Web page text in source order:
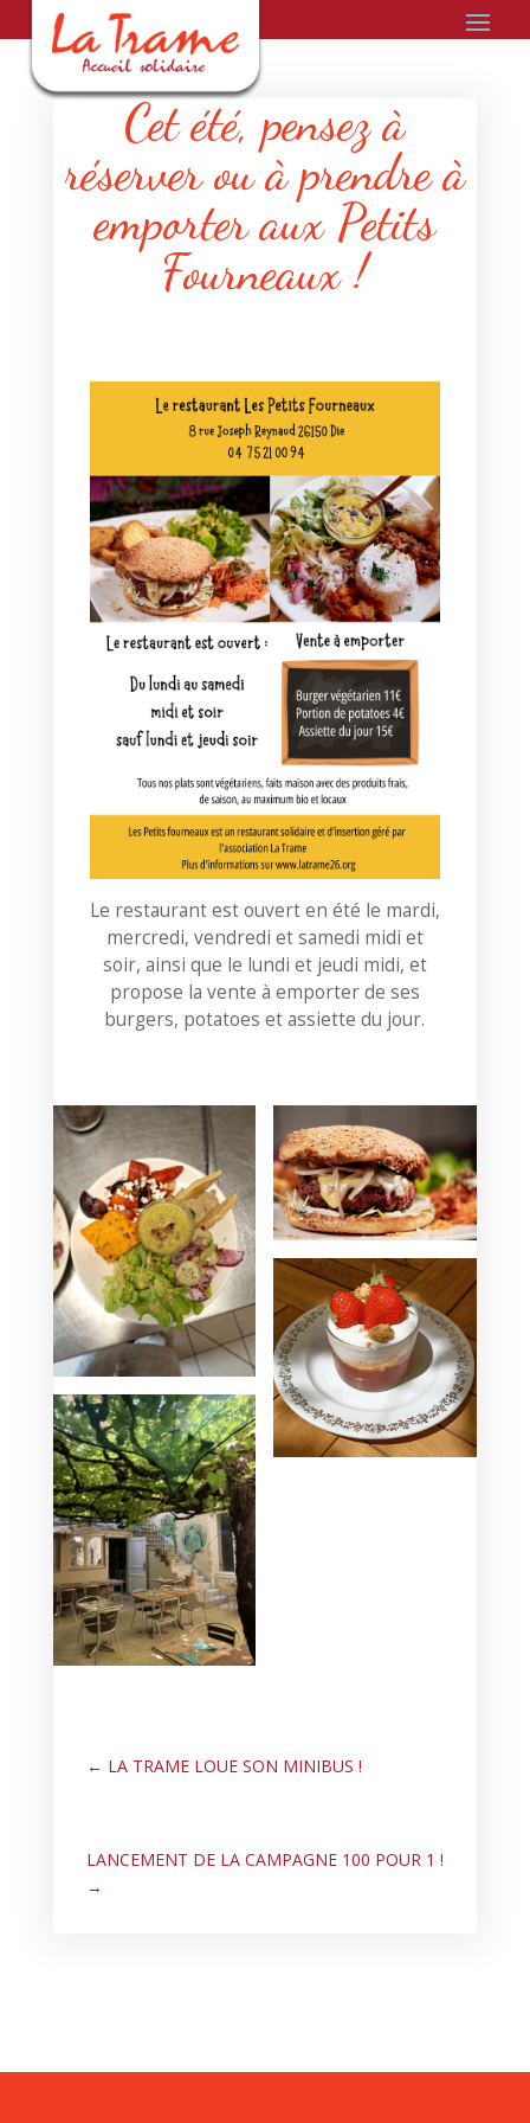
Cet été, pensez à
réserver ou à prendre à
emporter aux Petits
Fourneaux !
Le restaurant est ouvert en été le mardi,
mercredi, vendredi et samedi midi et
soir, ainsi que le lundi et jeudi midi, et
propose la vente à emporter de ses
burgers, potatoes et assiette du jour.
← LA TRAME LOUE SON MINIBUS !
LANCEMENT DE LA CAMPAGNE 100 POUR 1 !
→